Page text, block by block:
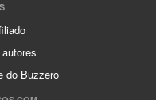
do Buzzero